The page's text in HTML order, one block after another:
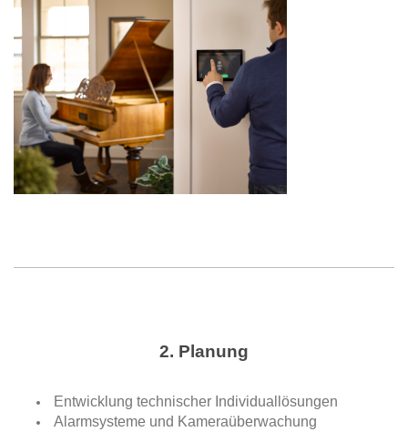
2. Planung
Entwicklung technischer Individuallösungen
Alarmsysteme und Kameraüberwachung